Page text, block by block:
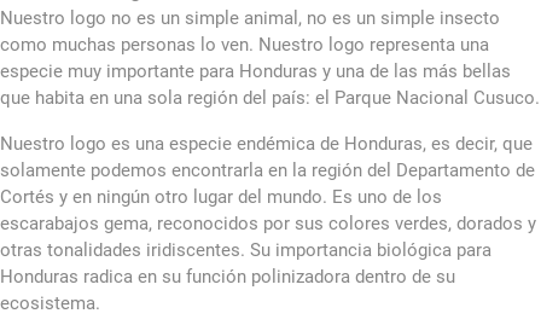
Nuestro logo no es un simple animal, no es un simple insecto
como muchas personas lo ven. Nuestro logo representa una
especie muy importante para Honduras y una de las más bellas
que habita en una sola región del país: el Parque Nacional Cusuco.
Nuestro logo es una especie endémica de Honduras, es decir, que
solamente podemos encontrarla en la región del Departamento de
Cortés y en ningún otro lugar del mundo. Es uno de los
escarabajos gema, reconocidos por sus colores verdes, dorados y
otras tonalidades iridiscentes. Su importancia biológica para
Honduras radica en su función polinizadora dentro de su
ecosistema.